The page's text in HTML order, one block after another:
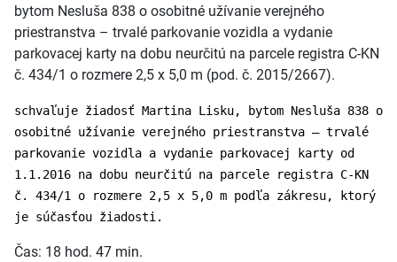
bytom Nesluša 838 o osobitné užívanie verejného
priestranstva – trvalé parkovanie vozidla a vydanie
parkovacej karty na dobu neurčitú na parcele registra C-KN
č. 434/1 o rozmere 2,5 x 5,0 m (pod. č. 2015/2667).
schvaľuje žiadosť Martina Lisku, bytom Nesluša 838 o
osobitné užívanie verejného priestranstva – trvalé
parkovanie vozidla a vydanie parkovacej karty od
1.1.2016 na dobu neurčitú na parcele registra C-KN
č. 434/1 o rozmere 2,5 x 5,0 m podľa zákresu, ktorý
je súčasťou žiadosti.
Čas: 18 hod. 47 min.